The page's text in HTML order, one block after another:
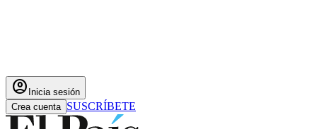
account_circle Inicia sesión
Crea cuenta SUSCRÍBETE